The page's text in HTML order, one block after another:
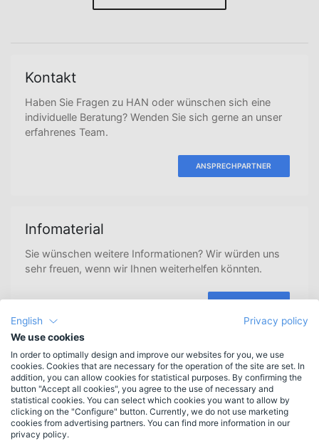
Kontakt
Haben Sie Fragen zu HAN oder wünschen sich eine
individuelle Beratung? Wenden Sie sich gerne an unser
erfahrenes Team.
ANSPRECHPARTNER
Infomaterial
Sie wünschen weitere Informationen? Wir würden uns
sehr freuen, wenn wir Ihnen weiterhelfen könnten.
ANFORDERN
Newsletteranmeldung
Erscheint 3-4mal jährlich. Bleiben Sie informiert.
English
Privacy policy
We use cookies
In order to optimally design and improve our websites for you, we use
cookies. Cookies that are necessary for the operation of the site are set. In
addition, you can allow cookies for statistical purposes. By confirming the
button "Accept all cookies", you agree to the use of necessary and
statistical cookies. You can select which cookies you want to allow by
clicking on the "Configure" button. Currently, we do not use marketing
cookies from advertising partners. You can find more information in our
privacy policy.